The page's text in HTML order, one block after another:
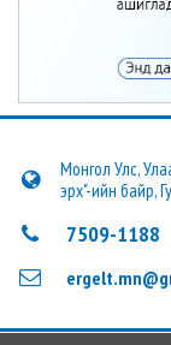
Монгол Улс,
эрх"-ийн байр,
7509-1188